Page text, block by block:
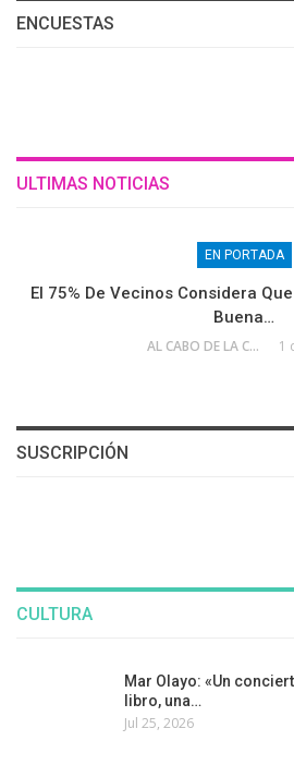
ENCUESTAS
ULTIMAS NOTICIAS
EN PORTADA
El 75% De Vecinos Considera
Buena…
AL CABO DE LA CALLE 1
SUSCRIPCIÓN
CULTURA
Mar Olayo: «Un
libro, una…
Jul 25, 2026